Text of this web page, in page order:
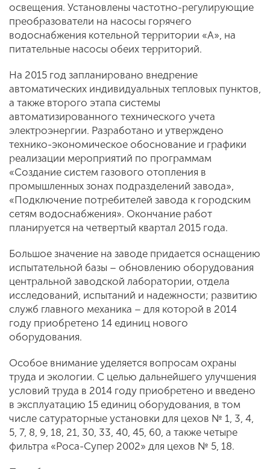
освещения. Установлены частотно-регулирующие
преобразователи на насосы горячего
водоснабжения котельной территории «А», на
питательные насосы обеих территорий.
На 2015 год запланировано внедрение
автоматических индивидуальных тепловых пунктов,
а также второго этапа системы
автоматизированного технического учета
электроэнергии. Разработано и утверждено
технико-экономическое обоснование и графики
реализации мероприятий по программам
«Создание систем газового отопления в
промышленных зонах подразделений завода»,
«Подключение потребителей завода к городским
сетям водоснабжения». Окончание работ
планируется на четвертый квартал 2015 года.
Большое значение на заводе придается оснащению
испытательной базы – обновлению оборудования
центральной заводской лаборатории, отдела
исследований, испытаний и надежности; развитию
служб главного механика – для которой в 2014
году приобретено 14 единиц нового
оборудования.
Особое внимание уделяется вопросам охраны
труда и экологии. С целью дальнейшего улучшения
условий труда в 2014 году приобретено и введено
в эксплуатацию 15 единиц оборудования, в том
числе сатураторные установки для цехов № 1, 3, 4,
5, 7, 8, 9, 18, 21, 30, 33, 40, 45, 60, а также четыре
фильтра «Роса-Супер 2002» для цехов № 5, 18.